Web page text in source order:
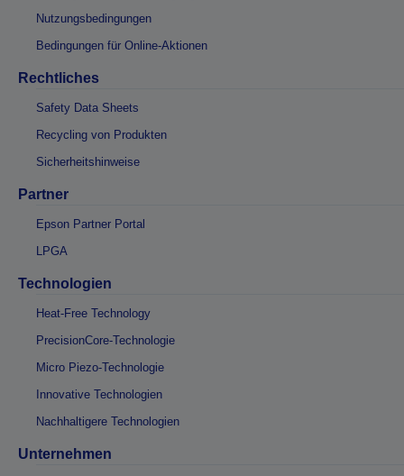
Nutzungsbedingungen
Bedingungen für Online-Aktionen
Rechtliches
Safety Data Sheets
Recycling von Produkten
Sicherheitshinweise
Partner
Epson Partner Portal
LPGA
Technologien
Heat-Free Technology
PrecisionCore-Technologie
Micro Piezo-Technologie
Innovative Technologien
Nachhaltigere Technologien
Unternehmen